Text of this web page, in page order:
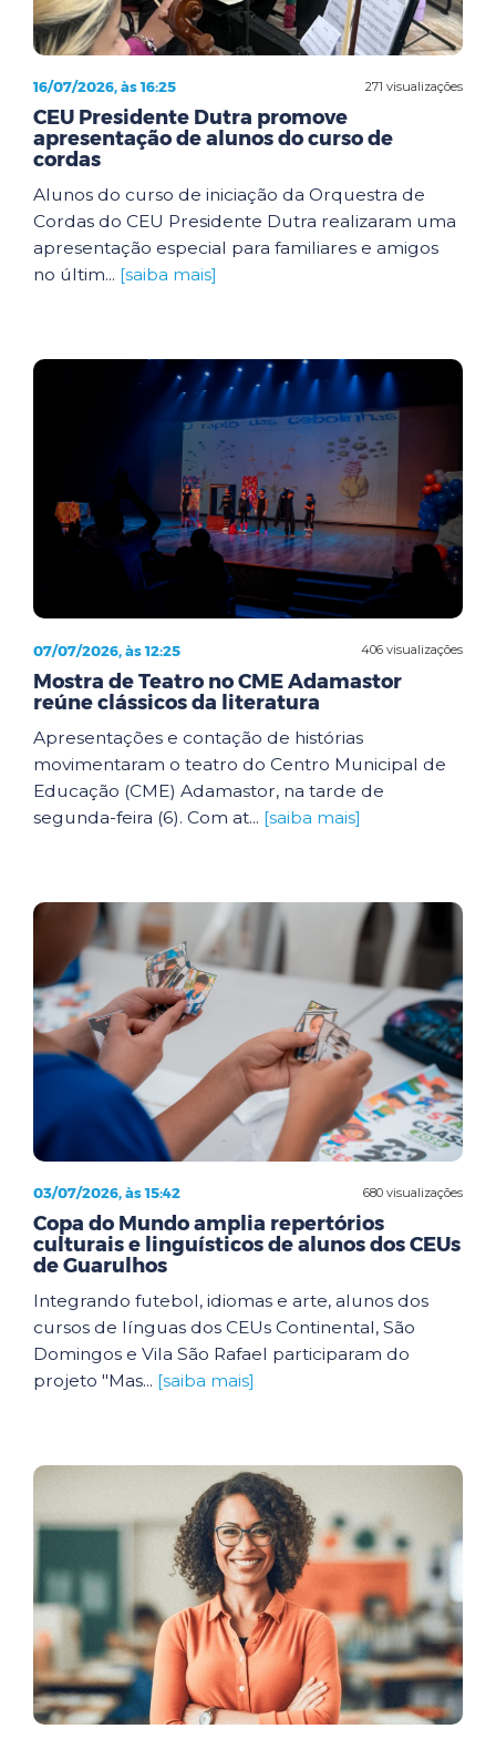
271 visualizações
16/07/2026, às 16:25
CEU Presidente Dutra promove
apresentação de alunos do curso de
cordas
Alunos do curso de iniciação da Orquestra de
Cordas do CEU Presidente Dutra realizaram uma
apresentação especial para familiares e amigos
no últim... [saiba mais]
406 visualizações
07/07/2026, às 12:25
Mostra de Teatro no CME Adamastor
reúne clássicos da literatura
Apresentações e contação de histórias
movimentaram o teatro do Centro Municipal de
Educação (CME) Adamastor, na tarde de
segunda-feira (6). Com at... [saiba mais]
680 visualizações
03/07/2026, às 15:42
Copa do Mundo amplia repertórios
culturais e linguísticos de alunos dos CEUs
de Guarulhos
Integrando futebol, idiomas e arte, alunos dos
cursos de línguas dos CEUs Continental, São
Domingos e Vila São Rafael participaram do
projeto "Mas... [saiba mais]